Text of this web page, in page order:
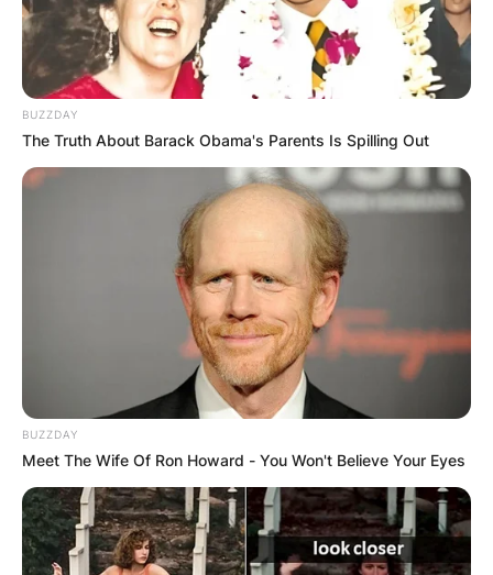
Хрватска
BUZZDAY
The Truth About Barack Obama's Parents Is Spilling Out
BUZZDAY
Meet The Wife Of Ron Howard - You Won't Believe Your Eyes